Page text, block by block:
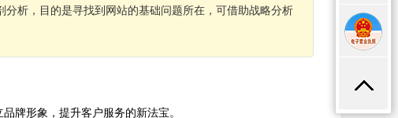
析，目的是寻找到网站的基础问题所在，可借助战略分析
牌形象，提升客户服务的新法宝。